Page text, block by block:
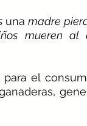
una madre
mueren
el